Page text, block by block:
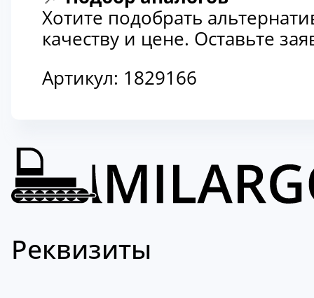
Хотите подобрать
качеству и цене. Оставьте
Артикул: 1829166
Реквизиты